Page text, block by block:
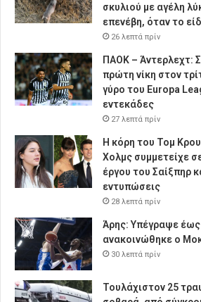
σκυλιού με αγέλη
επενέβη, όταν το
26 λεπτά πρίν
ΠΑΟΚ – Άντερλεχτ:
πρώτη νίκη στον
γύρο του Europa
εντεκάδες
27 λεπτά πρίν
Η κόρη του Τομ
Χολμς συμμετείχε
έργου του Σαίξπηρ
εντυπώσεις
28 λεπτά πρίν
Άρης: Υπέγραψε έως
ανακοινώθηκε ο
30 λεπτά πρίν
Τουλάχιστον 25